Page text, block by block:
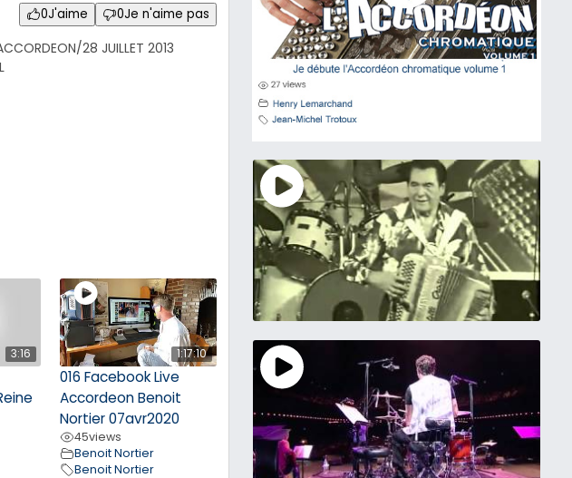
0J'aime 0Je n'aime pas
28 JUILLET 2013
3:16 1:17:10
016 Facebook Live
Accordeon Benoit
Nortier 07avr2020
45views
Benoit Nortier
Benoit Nortier